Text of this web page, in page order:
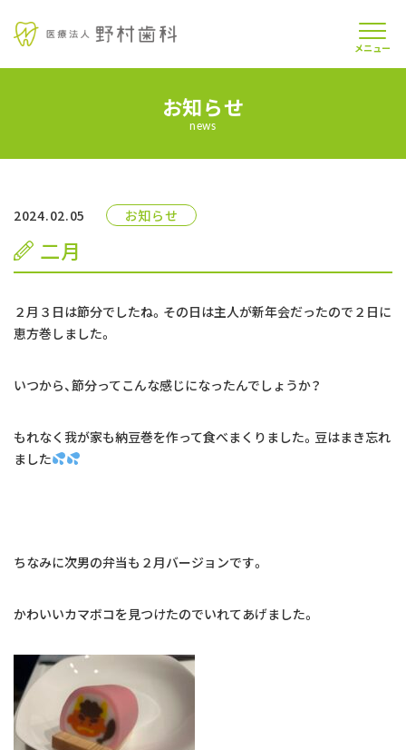
お知らせ
news
2024.02.05 お知らせ
二月
２月３日は節分でしたね。その日は主人が新年会だったので２日に
恵方巻しました。
いつから、節分ってこんな感じになったんでしょうか？
もれなく我が家も納豆巻を作って食べまくりました。豆はまき忘れ
ました
ちなみに次男の弁当も２月バージョンです。
かわいいカマボコを見つけたのでいれてあげました。
メニュー
よくあるご質問
お知らせ